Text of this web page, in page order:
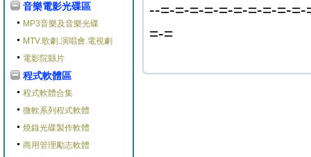
音樂電影光碟區
MP3音樂及音樂光碟
MTV.歌劇.演唱會.電視劇
電影院縣片
程式軟體區
程式軟體合集
微軟系列程式軟體
燒錄光碟製作軟體
商用管理勵志軟體
--=-=-=-=-=-=-=-=-=-
=-=